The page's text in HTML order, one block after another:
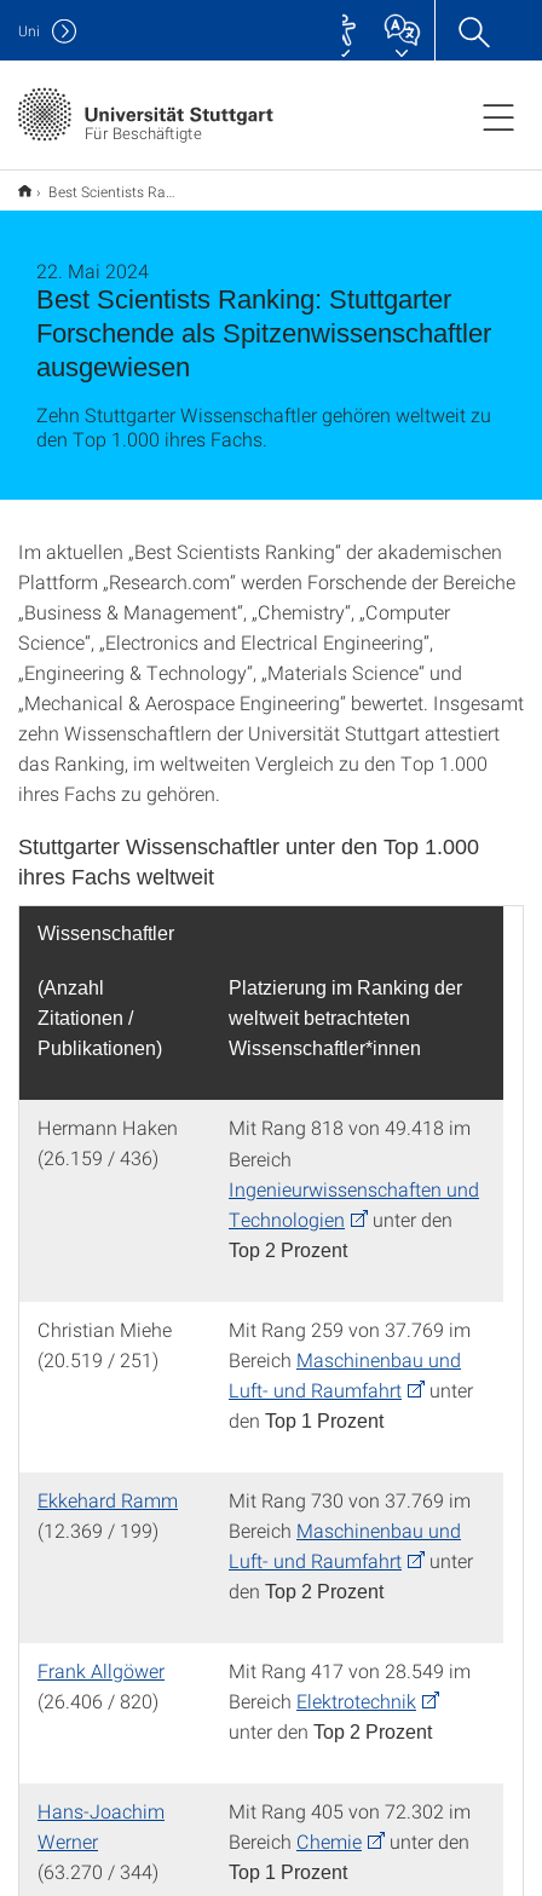
Für Beschäftigte
Uni
Best Scientists Ranking: Stuttgarter Forschende als Spitzenwissenschaftler ausgewiesen
Best Scientists Ranking: Stuttgarter
Forschende als Spitzenwissenschaftler
ausgewiesen
22. Mai 2024
Zehn Stuttgarter Wissenschaftler gehören weltweit zu
den Top 1.000 ihres Fachs.
Im aktuellen „Best Scientists Ranking“ der akademischen
Plattform „Research.com“ werden Forschende der Bereiche
„Business & Management“, „Chemistry“, „Computer
Science“, „Electronics and Electrical Engineering“,
„Engineering & Technology“, „Materials Science“ und
„Mechanical & Aerospace Engineering“ bewertet. Insgesamt
zehn Wissenschaftlern der Universität Stuttgart attestiert
das Ranking, im weltweiten Vergleich zu den Top 1.000
ihres Fachs zu gehören.
Stuttgarter Wissenschaftler unter den Top 1.000
ihres Fachs weltweit
Wissenschaftler
(Anzahl
Zitationen /
Publikationen)
Platzierung im Ranking der
weltweit betrachteten
Wissenschaftler*innen
Hermann Haken
(26.159 / 436)
Mit Rang 818 von 49.418 im
Bereich
Ingenieurwissenschaften und
Technologien
unter den
Top 2 Prozent
Christian Miehe
(20.519 / 251)
Mit Rang 259 von 37.769 im
Bereich Maschinenbau und
Luft- und Raumfahrt
unter
den Top 1 Prozent
Ekkehard Ramm
(12.369 / 199)
Mit Rang 730 von 37.769 im
Bereich Maschinenbau und
Luft- und Raumfahrt
unter
den Top 2 Prozent
Frank Allgöwer
(26.406 / 820)
Mit Rang 417 von 28.549 im
Bereich Elektrotechnik
unter den Top 2 Prozent
Hans-Joachim
Werner
(63.270 / 344)
Mit Rang 405 von 72.302 im
Bereich Chemie unter den
Top 1 Prozent